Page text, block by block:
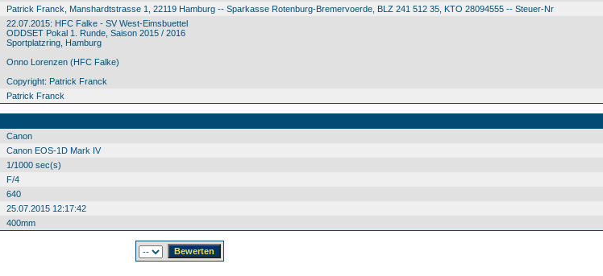
Patrick Franck, Manshardtstrasse 1, 22119 Hamburg -- Sparkasse Rotenburg-Bremervoerde, BLZ 241 512 35, KTO 28094555 -- Steuer-Nr
22.07.2015: HFC Falke - SV West-Eimsbuettel
ODDSET Pokal 1. Runde, Saison 2015 / 2016
Sportplatzring, Hamburg
Onno Lorenzen (HFC Falke)
Copyright: Patrick Franck
Patrick Franck
Canon
Canon EOS-1D Mark IV
1/1000 sec(s)
F/4
640
25.07.2015 12:17:42
400mm